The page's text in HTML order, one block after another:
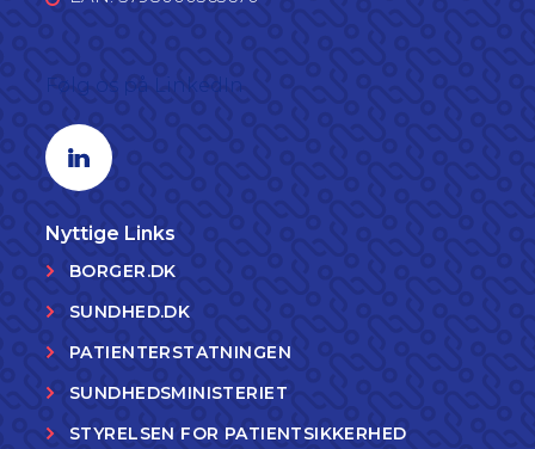
Linkedin profil
Nyttige Links
BORGER.DK
SUNDHED.DK
PATIENTERSTATNINGEN
SUNDHEDSMINISTERIET
STYRELSEN FOR PATIENTSIKKERHED